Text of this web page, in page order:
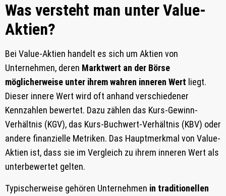
Was versteht man unter Value-
Aktien?
Bei Value-Aktien handelt es sich um Aktien von
Unternehmen, deren Marktwert an der Börse
möglicherweise unter ihrem wahren inneren Wert liegt.
Dieser innere Wert wird oft anhand verschiedener
Kennzahlen bewertet. Dazu zählen das Kurs-Gewinn-
Verhältnis (KGV), das Kurs-Buchwert-Verhältnis (KBV) oder
andere finanzielle Metriken. Das Hauptmerkmal von Value-
Aktien ist, dass sie im Vergleich zu ihrem inneren Wert als
unterbewertet gelten.
Typischerweise gehören Unternehmen in traditionellen